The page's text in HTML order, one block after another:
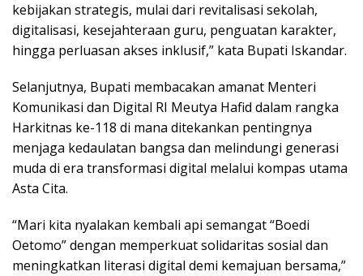
kebijakan strategis, mulai dari revitalisasi sekolah,
digitalisasi, kesejahteraan guru, penguatan karakter,
hingga perluasan akses inklusif,” kata Bupati Iskandar.
Selanjutnya, Bupati membacakan amanat Menteri
Komunikasi dan Digital RI Meutya Hafid dalam rangka
Harkitnas ke-118 di mana ditekankan pentingnya
menjaga kedaulatan bangsa dan melindungi generasi
muda di era transformasi digital melalui kompas utama
Asta Cita.
“Mari kita nyalakan kembali api semangat “Boedi
Oetomo” dengan memperkuat solidaritas sosial dan
meningkatkan literasi digital demi kemajuan bersama,”